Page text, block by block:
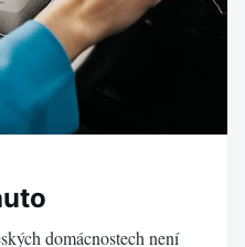
domácnostech není